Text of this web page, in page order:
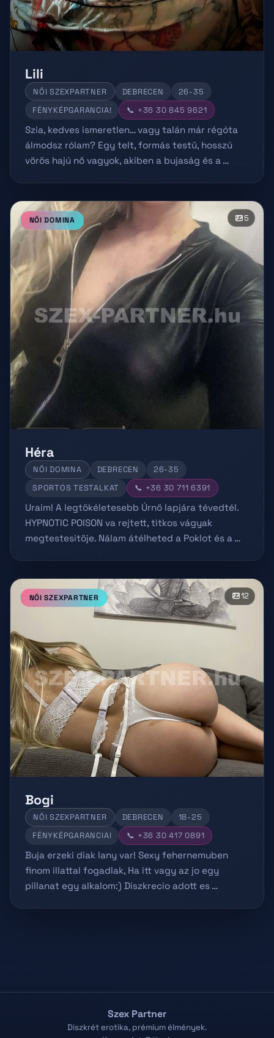
Lili
NŐI SZEXPARTNER DEBRECEN
26-35
FÉNYKÉPGARANCIA!
📞 +36 30 845 9621
Szia, kedves ismeretlen… vagy talán már régóta
álmodsz rólam? Egy telt, formás testű, hosszú
vörös hajú nő vagyok, akiben a bujaság és a …
NŐI DOMINA 5
Héra
NŐI DOMINA DEBRECEN
26-35
SPORTOS TESTALKAT
📞 +36 30 711 6391
Uraim! A legtökéletesebb Úrnö lapjára tévedtél.
HYPNOTIC POISON va rejtett, titkos vágyak
megtestesitöje. Nálam átélheted a Poklot és a …
NŐI SZEXPARTNER 12
Bogi
NŐI SZEXPARTNER DEBRECEN
18-25
FÉNYKÉPGARANCIA!
📞 +36 30 417 0891
Buja erzeki diak lany var! Sexy fehernemuben
finom illattal fogadlak, Ha itt vagy az jo egy
pillanat egy alkalom:) Diszkrecio adott es …
Szex Partner
Diszkrét erotika, prémium élmények.